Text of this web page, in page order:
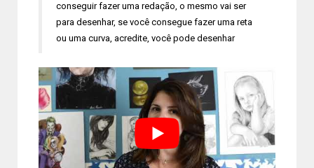
conseguir fazer uma redação, o mesmo vai ser
para desenhar, se você consegue fazer uma reta
ou uma curva, acredite, você pode desenhar